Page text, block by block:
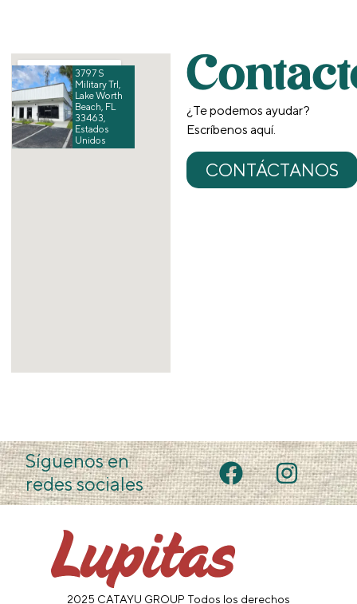
3797 S
Military Trl,
Lake Worth
Beach, FL
33463,
Estados
Unidos
¿Te podemos ayudar?
Escríbenos aquí.
CONTÁCTANOS
Síguenos en
redes sociales
2025 CATAYU GROUP Todos los derechos